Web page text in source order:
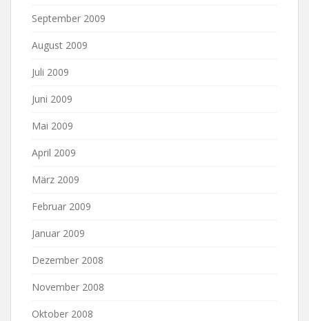
September 2009
August 2009
Juli 2009
Juni 2009
Mai 2009
April 2009
März 2009
Februar 2009
Januar 2009
Dezember 2008
November 2008
Oktober 2008